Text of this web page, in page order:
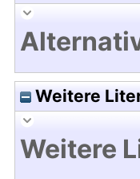
Weitere
Weitere